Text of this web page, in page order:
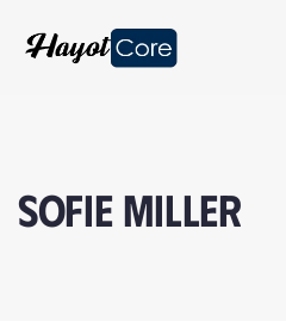
SOFIE MILLER